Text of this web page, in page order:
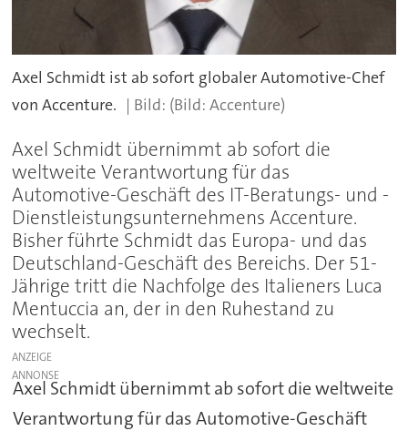
Axel Schmidt ist ab sofort globaler Automotive-Chef
von Accenture.
(Bild: Accenture)
Axel Schmidt übernimmt ab sofort die
weltweite Verantwortung für das
Automotive-Geschäft des IT-Beratungs- und -
Dienstleistungsunternehmens Accenture.
Bisher führte Schmidt das Europa- und das
Deutschland-Geschäft des Bereichs. Der 51-
Jährige tritt die Nachfolge des Italieners Luca
Mentuccia an, der in den Ruhestand zu
wechselt.
ANZEIGE
Axel Schmidt übernimmt ab sofort die weltweite
Verantwortung für das Automotive-Geschäft